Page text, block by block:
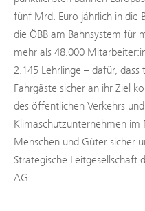
fünf Mrd. Euro jährlich in die
die ÖBB am Bahnsystem für
mehr als 48.000
2.145 Lehrlinge – dafür,
Fahrgäste sicher an ihr Ziel
des öffentlichen Verkehrs
Klimaschutzunternehmen
Menschen und Güter sicher
Strategische Leitgesellschaft
AG.